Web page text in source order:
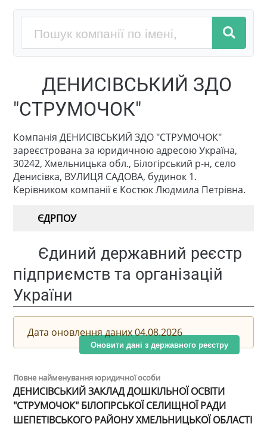
ДЕНИСІВСЬКИЙ ЗДО
"СТРУМОЧОК"
Компанія ДЕНИСІВСЬКИЙ ЗДО "СТРУМОЧОК"
зареєстрована за юридичною адресою Україна,
30242, Хмельницька обл., Білогірський р-н, село
Денисівка, ВУЛИЦЯ САДОВА, будинок 1.
Керівником компанії є Костюк Людмила Петрівна.
ЄДРПОУ
Єдиний державний реєстр
підприємств та організацій
України
Дата оновлення даних 04.08.2026
Оновити дані з державного реєстру
Повне найменування юридичної особи
ДЕНИСІВСЬКИЙ ЗАКЛАД ДОШКІЛЬНОЇ ОСВІТИ
"СТРУМОЧОК" БІЛОГІРСЬКОЇ СЕЛИЩНОЇ РАДИ
ШЕПЕТІВСЬКОГО РАЙОНУ ХМЕЛЬНИЦЬКОЇ ОБЛАСТІ